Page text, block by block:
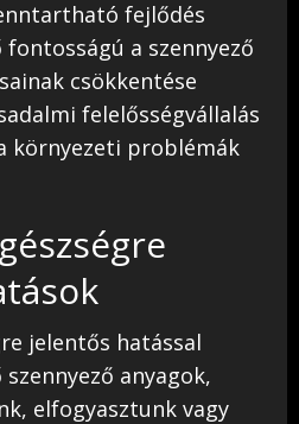
fejlődés
a szennyező
csökkentése
felelősségvállalás
környezeti problémák
jelentős hatással
anyagok,
elfogyasztunk vagy